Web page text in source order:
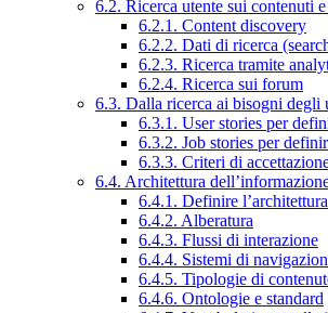
6.2. Ricerca utente sui contenuti
6.2.1. Content discovery
6.2.2. Dati di ricerca
6.2.3. Ricerca tramite
6.2.4. Ricerca sui forum
6.3. Dalla ricerca ai bisogni degli
6.3.1. User stories per
6.3.2. Job stories per
6.3.3. Criteri di
6.4. Architettura
6.4.1. Definire
6.4.2. Alberatura
6.4.3. Flussi di interazione
6.4.4. Sistemi di
6.4.5. Tipologie di
6.4.6. Ontologie e standard